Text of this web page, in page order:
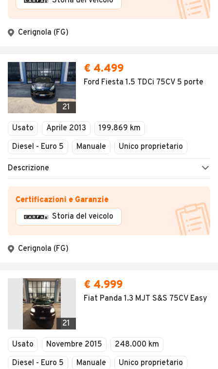
Cerignola (FG)
21
€ 4.499
Ford Fiesta 1.5 TDCi 75CV 5 porte
Usato Aprile 2013
199.869 km
Diesel - Euro 5
Manuale Unico proprietario
Descrizione
Certificazioni e Garanzie
Storia del veicolo
Cerignola (FG)
21
€ 4.999
Fiat Panda 1.3 MJT S&S 75CV Easy
Usato Novembre 2015
248.000 km
Diesel - Euro 5
Manuale Unico proprietario